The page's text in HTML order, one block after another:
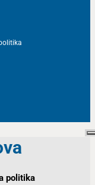
politika